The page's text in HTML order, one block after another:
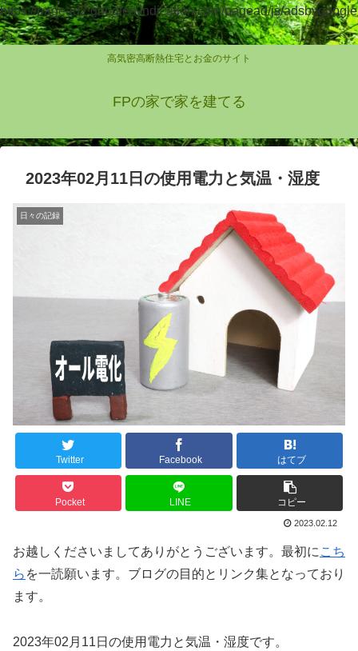
https://pagead2.googlesyndication.com/pagead/js/adsbygoogle
.js
高気密高断熱住宅とお金のサイト
FPの家で家を建てる
2023年02月11日の使用電力と気温・湿度
日々の記録
Twitter Facebook はてブ
Pocket LINE コピー
2023.02.12
お越しくださいましてありがとうございます。最初に こち
ら を一読願います。ブログの目的とリンク集となっており
ます。
2023年02月11日の使用電力と気温・湿度です。